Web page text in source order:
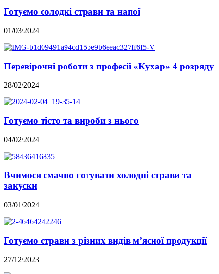
Готуємо солодкі страви та напої
01/03/2024
Перевірочні роботи з професії «Кухар» 4 розряду
28/02/2024
Готуємо тісто та вироби з нього
04/02/2024
Вчимося смачно готувати холодні страви та
закуски
03/01/2024
Готуємо страви з різних видів м’ясної продукції
27/12/2023